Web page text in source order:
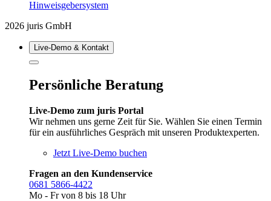
Hinweisgebersystem
2026 juris GmbH
Live‑Demo & Kontakt
Persönliche Beratung
Live-Demo zum juris Portal
Wir nehmen uns gerne Zeit für Sie. Wählen Sie einen Termin
für ein ausführliches Gespräch mit unseren Produktexperten.
Jetzt Live-Demo buchen
Fragen an den Kundenservice
0681 5866-4422
Mo - Fr von 8 bis 18 Uhr